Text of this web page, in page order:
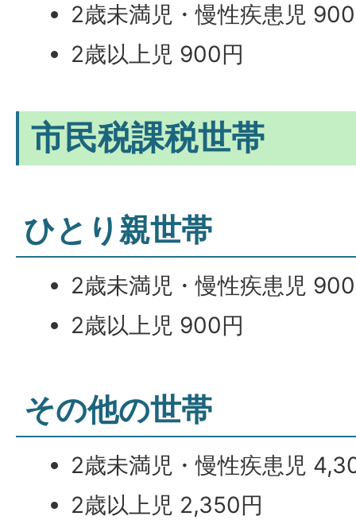
2歳未満児・慢性疾患児
2歳以上児 900円
市民税課税世帯
ひとり親世帯
2歳未満児・慢性疾患児
2歳以上児 900円
その他の世帯
2歳未満児・慢性疾患児
2歳以上児 2,350円